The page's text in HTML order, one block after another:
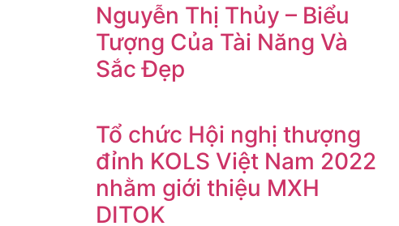
Nguyễn Thị Thủy – Biểu
Tượng Của Tài Năng Và
Sắc Đẹp
Tổ chức Hội nghị thượng
đỉnh KOLS Việt Nam 2022
nhằm giới thiệu MXH
DITOK